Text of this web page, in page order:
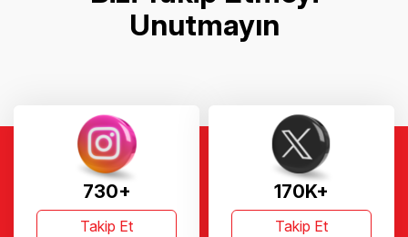
Unutmayın
730+
Takip Et
170K+
Takip Et